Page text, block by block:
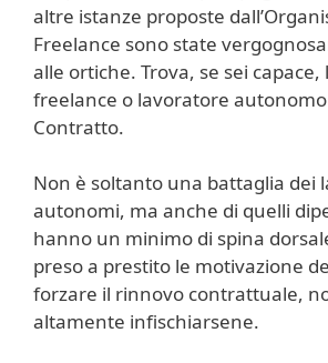
altre istanze proposte
Freelance sono state
alle ortiche. Trova, se sei capace,
freelance o lavoratore
Contratto.
Non è soltanto una battaglia dei
autonomi, ma anche di quelli
hanno un minimo di spina
preso a prestito le motivazione
forzare il rinnovo contrattuale,
altamente infischiarsene.